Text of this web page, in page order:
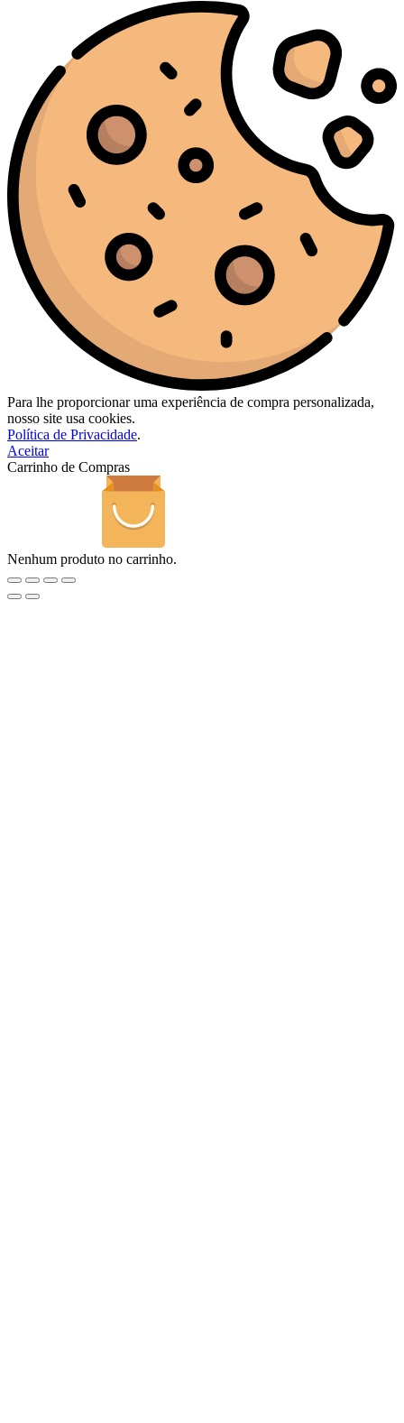
Para lhe proporcionar uma experiência de compra personalizada,
nosso site usa cookies.
Política de Privacidade.
Aceitar
Carrinho de Compras
Nenhum produto no carrinho.